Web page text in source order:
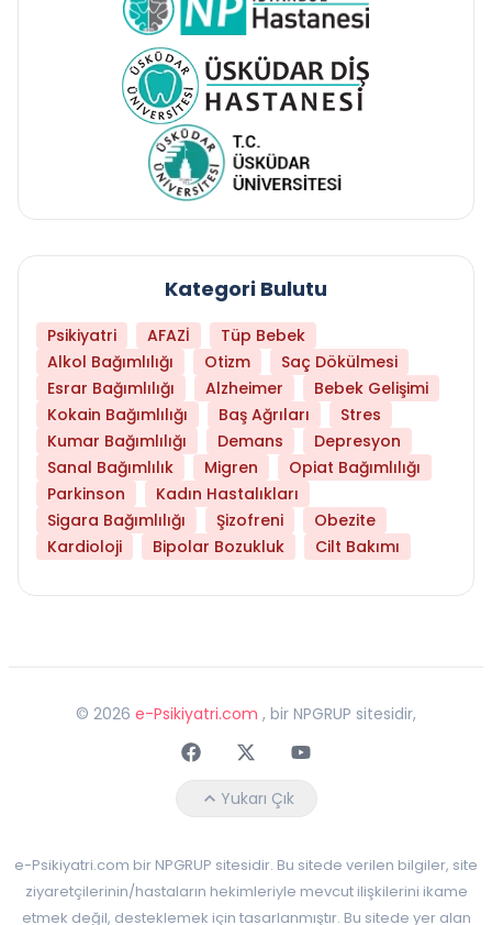
Kategori Bulutu
Psikiyatri AFAZİ
Tüp Bebek
Alkol Bağımlılığı
Otizm
Saç Dökülmesi
Esrar Bağımlılığı
Alzheimer
Bebek Gelişimi
Kokain Bağımlılığı
Baş Ağrıları
Stres
Kumar Bağımlılığı
Demans
Depresyon
Sanal Bağımlılık
Migren
Opiat Bağımlılığı
Parkinson
Kadın Hastalıkları
Sigara Bağımlılığı
Şizofreni
Obezite
Kardioloji
Bipolar Bozukluk Cilt Bakımı
© 2026 e-Psikiyatri.com , bir NPGRUP sitesidir,
FaceebokTwitterYoutube
Yukarı Çık
e-Psikiyatri.com bir NPGRUP sitesidir. Bu sitede verilen bilgiler, site
ziyaretçilerinin/hastaların hekimleriyle mevcut ilişkilerini ikame
etmek değil, desteklemek için tasarlanmıştır. Bu sitede yer alan